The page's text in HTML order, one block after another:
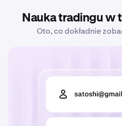
07
Najlepsze
kontraktami
Kompletny
zakresie krypto
Nauka tradingu w
Oto, co dokładnie